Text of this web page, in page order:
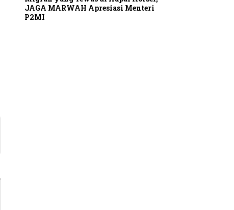
JAGA MARWAH Apresiasi Menteri
P2MI